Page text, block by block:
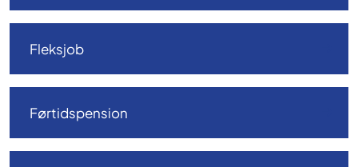
Fleksjob
Førtidspension